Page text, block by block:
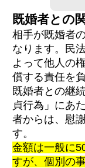
既婚者との
相手が既婚者
なります。民
よって他人の
償する責任を
既婚者との継
貞行為」にあ
者からは、慰
す。
金額は一般に
すが、個別の